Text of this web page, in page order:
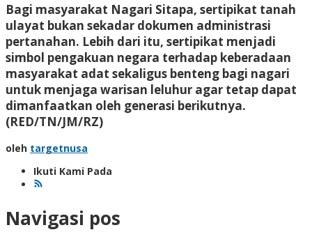
Bagi masyarakat Nagari Sitapa, sertipikat tanah
ulayat bukan sekadar dokumen administrasi
pertanahan. Lebih dari itu, sertipikat menjadi
simbol pengakuan negara terhadap keberadaan
masyarakat adat sekaligus benteng bagi nagari
untuk menjaga warisan leluhur agar tetap dapat
dimanfaatkan oleh generasi berikutnya.
(RED/TN/JM/RZ)
oleh targetnusa
Ikuti Kami Pada
Navigasi pos